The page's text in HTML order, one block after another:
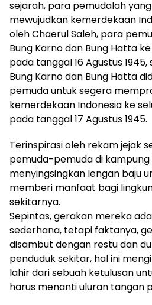
sejarah, para pemudalah
mewujudkan kemerdekaan
oleh Chaerul Saleh, para
Bung Karno dan Bung Hatta
pada tanggal 16 Agustus
Bung Karno dan Bung Hatta
pemuda untuk segera
kemerdekaan Indonesia ke
pada tanggal 17 Agustus 1945.
Terinspirasi oleh rekam jejak
pemuda-pemuda di
menyingsingkan lengan baju
memberi manfaat bagi
sekitarnya.
Sepintas, gerakan mereka
sederhana, tetapi faktanya,
disambut dengan restu dan
penduduk sekitar, hal ini
lahir dari sebuah ketulusan
harus menanti uluran tangan